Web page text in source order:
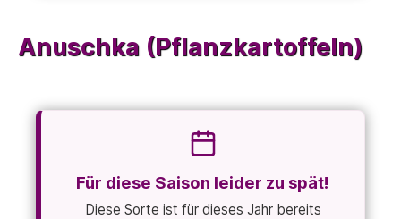
Anuschka (Pflanzkartoffeln)
Für diese Saison leider zu spät!
Diese Sorte ist für dieses Jahr bereits